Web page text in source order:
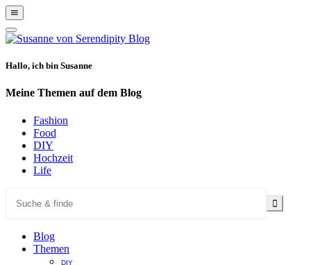
Show
Offscreen
Content
Hide
Offscreen
Hallo, ich bin Susanne
Meine Themen auf dem Blog
Fashion
Food
DIY
Hochzeit
Life
Blog
Themen
DIY